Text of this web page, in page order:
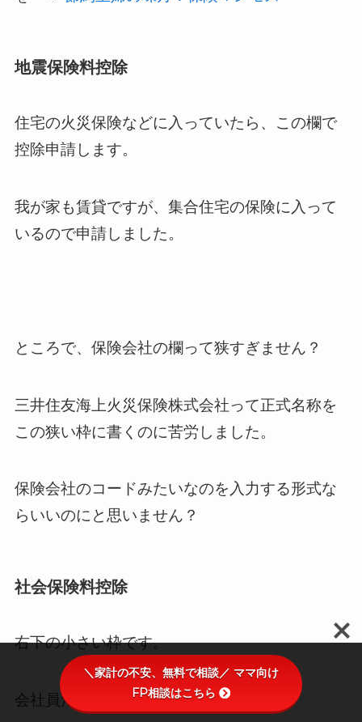
地震保険料控除
住宅の火災保険などに入っていたら、この欄で
控除申請します。
我が家も賃貸ですが、集合住宅の保険に入って
いるので申請しました。
ところで、保険会社の欄って狭すぎません？
三井住友海上火災保険株式会社って正式名称を
この狭い枠に書くのに苦労しました。
保険会社のコードみたいなのを入力する形式な
らいいのにと思いません？
社会保険料控除
右下の小さい枠です。
会社員だと記入する人は少ないかな？
＼家計の不安、無料で相談／ ママ向け
FP相談はこちら